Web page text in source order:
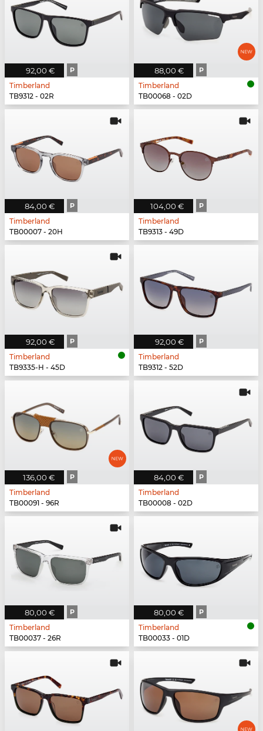
92,00 € P
Timberland
TB9312 - 02R
88,00 € P
Timberland
TB00068 - 02D
84,00 € P
Timberland
TB00007 - 20H
104,00 € P
Timberland
TB9313 - 49D
92,00 € P
Timberland
TB9335-H - 45D
92,00 € P
Timberland
TB9312 - 52D
136,00 € P
Timberland
TB00091 - 96R
84,00 € P
Timberland
TB00008 - 02D
80,00 € P
Timberland
TB00037 - 26R
80,00 € P
Timberland
TB00033 - 01D